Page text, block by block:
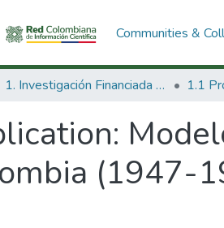
Communities &
1. Investigación Financiada con Recursos Públicos
(1947-